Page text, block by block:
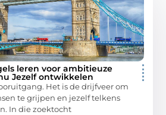
leren voor ambitieuze
Jezelf ontwikkelen
Het is de drijfveer om
te grijpen en jezelf telkens
In die zoektocht